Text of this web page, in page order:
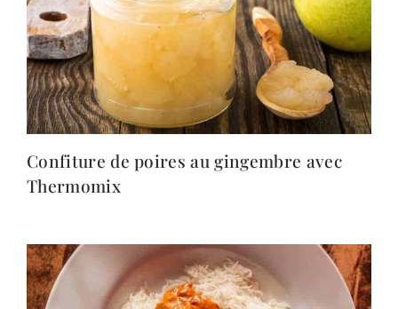
Confiture de poires au gingembre avec
Thermomix